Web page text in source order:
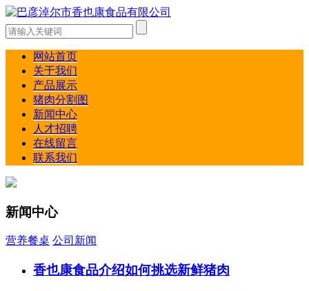
网站首页
关于我们
产品展示
猪肉分割图
新闻中心
人才招聘
在线留言
联系我们
新闻中心
营养餐桌 公司新闻
香也康食品介绍如何挑选新鲜猪肉